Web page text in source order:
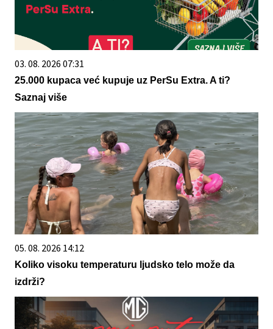
03. 08. 2026 07:31
25.000 kupaca već kupuje uz PerSu Extra. A ti?
Saznaj više
05. 08. 2026 14:12
Koliko visoku temperaturu ljudsko telo može da
izdrži?